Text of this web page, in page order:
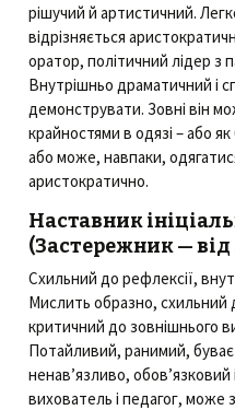
рішучий й артистичний.
відрізняється
оратор, політичний лідер з
Внутрішньо драматичний і
демонструвати. Зовні він
крайностями в одязі – або
або може, навпаки,
аристократично.
Наставник
(Застережник —
Схильний до рефлексії,
Мислить образно, схильний
критичний до зовнішнього
Потайливий, ранимий,
ненав’язливо, обов’язковий
вихователь і педагог, може